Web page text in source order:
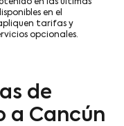
en las últimas
en el
tarifas y
opcionales.
de
a Cancún